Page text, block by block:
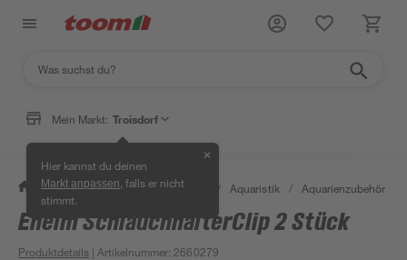
Mein Markt: Troisdorf
Hier kannst du deinen
Markt anpassen , falls er nicht
stimmt.
✕
/ Garten & Freizeit / Tierbedarf / Aquaristik / Aquarienzubehör
Eheim SchlauchhalterClip 2 Stück
Produktdetails | Artikelnummer: 2660279